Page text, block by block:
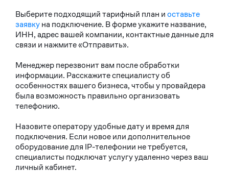
Выберите подходящий тарифный план иоставьте
заявкуна подключение. В форме укажите название,
ИНН, адрес вашей компании, контактные данные для
связи и нажмите «Отправить».
Менеджер перезвонит вам после обработки
информации. Расскажите специалисту об
особенностях вашего бизнеса, чтобы у провайдера
была возможность правильно организовать
телефонию.
Назовите оператору удобные дату и время для
подключения. Если новое или дополнительное
оборудование для IP-телефонии не требуется,
специалисты подключат услугу удаленно через ваш
личный кабинет.